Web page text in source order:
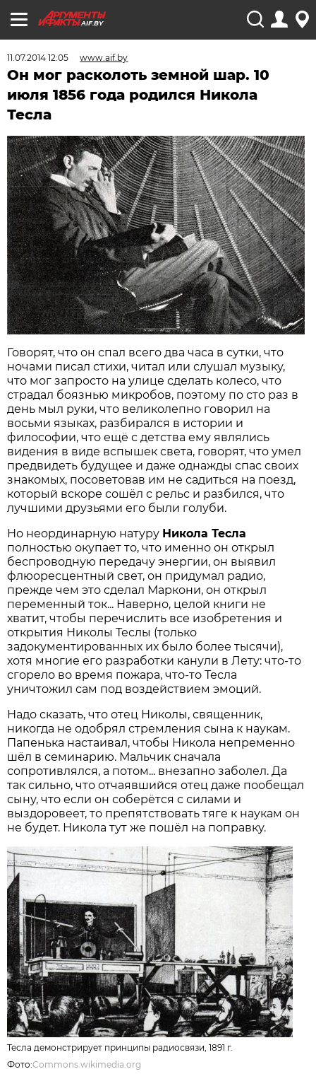
AIF.BY
11.07.2014 12:05 www.aif.by
Он мог расколоть земной шар. 10
июля 1856 года родился Никола
Тесла
Говорят, что он спал всего два часа в сутки, что
ночами писал стихи, читал или слушал музыку,
что мог запросто на улице сделать колесо, что
страдал боязнью микробов, поэтому по сто раз в
день мыл руки, что великолепно говорил на
восьми языках, разбирался в истории и
философии, что ещё с детства ему являлись
видения в виде вспышек света, говорят, что умел
предвидеть будущее и даже однажды спас своих
знакомых, посоветовав им не садиться на поезд,
который вскоре сошёл с рельс и разбился, что
лучшими друзьями его были голуби.
Но неординарную натуру Никола Тесла
полностью окупает то, что именно он открыл
беспроводную передачу энергии, он выявил
флюоресцентный свет, он придумал радио,
прежде чем это сделал Маркони, он открыл
переменный ток... Наверно, целой книги не
хватит, чтобы перечислить все изобретения и
открытия Николы Теслы (только
задокументированных их было более тысячи),
хотя многие его разработки канули в Лету: что-то
сгорело во время пожара, что-то Тесла
уничтожил сам под воздействием эмоций.
Надо сказать, что отец Николы, священник,
никогда не одобрял стремления сына к наукам.
Папенька настаивал, чтобы Никола непременно
шёл в семинарию. Мальчик сначала
сопротивлялся, а потом... внезапно заболел. Да
так сильно, что отчаявшийся отец даже пообещал
сыну, что если он соберётся с силами и
выздоровеет, то препятствовать тяге к наукам он
не будет. Никола тут же пошёл на поправку.
Тесла демонстрирует принципы радиосвязи, 1891 г.
Фото:Commons.wikimedia.org